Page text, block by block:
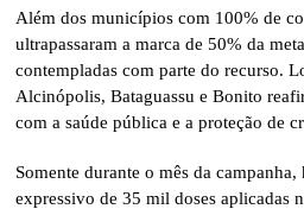
Além dos municípios com 100% de
ultrapassaram a marca de 50% da
contempladas com parte do recurso.
Alcinópolis, Bataguassu e Bonito
com a saúde pública e a proteção de
Somente durante o mês da
expressivo de 35 mil doses aplicadas